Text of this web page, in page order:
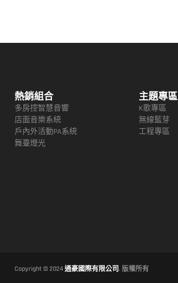
熱銷組合
多房控智慧音響
店面音樂系統
戶內外活動PA系統
舞臺燈光
主題專區
K歌專區
無線藍芽
工程專區
Copyright © 2024通豪國際有限公司. 版權所有